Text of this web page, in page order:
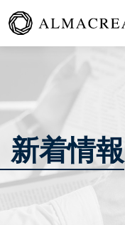
新着情報